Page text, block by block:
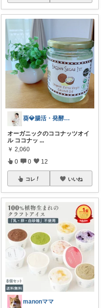
葵💎腸活・発酵暮らし・ナチュラル雑貨
オーガニックのココナッツオイ
ル ココナッ ...
￥ 2,060
0 0 12
コレ いいね
manonママ